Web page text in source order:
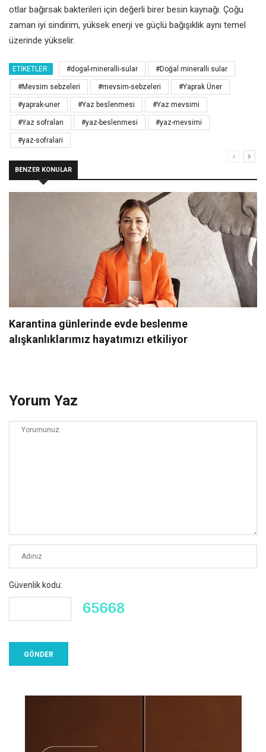
otlar bağırsak bakterileri için değerli birer besin kaynağı. Çoğu
zaman iyi sindirim, yüksek enerji ve güçlü bağışıklık aynı temel
üzerinde yükselir.
ETIKETLER: #dogal-mineralli-sular #Doğal mineralli sular
#Mevsim sebzeleri #mevsim-sebzeleri #Yaprak Üner
#yaprak-uner #Yaz beslenmesi #Yaz mevsimi
#Yaz sofraları #yaz-beslenmesi #yaz-mevsimi
#yaz-sofralari
BENZER KONULAR
Karantina günlerinde evde beslenme
alışkanlıklarımız hayatımızı etkiliyor
Yorum Yaz
Güvenlik kodu: